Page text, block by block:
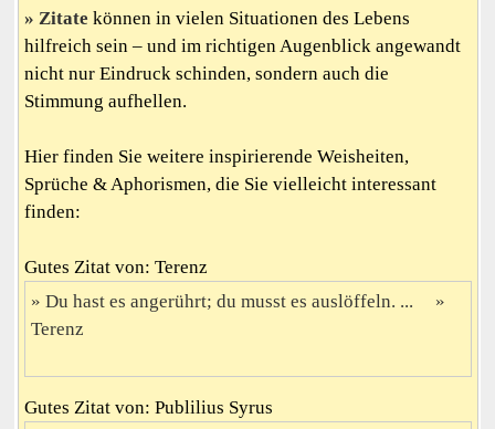
Zitate können in vielen Situationen des Lebens
hilfreich sein – und im richtigen Augenblick angewandt
nicht nur Eindruck schinden, sondern auch die
Stimmung aufhellen.
Hier finden Sie weitere inspirierende Weisheiten,
Sprüche & Aphorismen, die Sie vielleicht interessant
finden:
Gutes Zitat von: Terenz
Du hast es angerührt; du musst es auslöffeln. ...
Terenz
Gutes Zitat von: Publilius Syrus